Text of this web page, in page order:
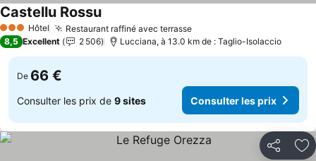
3 ÉtoilesHôtel Restaurant raffiné avec terrasseConsulter les prix
Castellu RossuConsulter les prix
8,5 Excellent 2 506 Lucciana, à 13.0 km de : Taglio-Isolaccio
De 66 €
Consulter les prix de 9 sites Consulter les prix
Partager